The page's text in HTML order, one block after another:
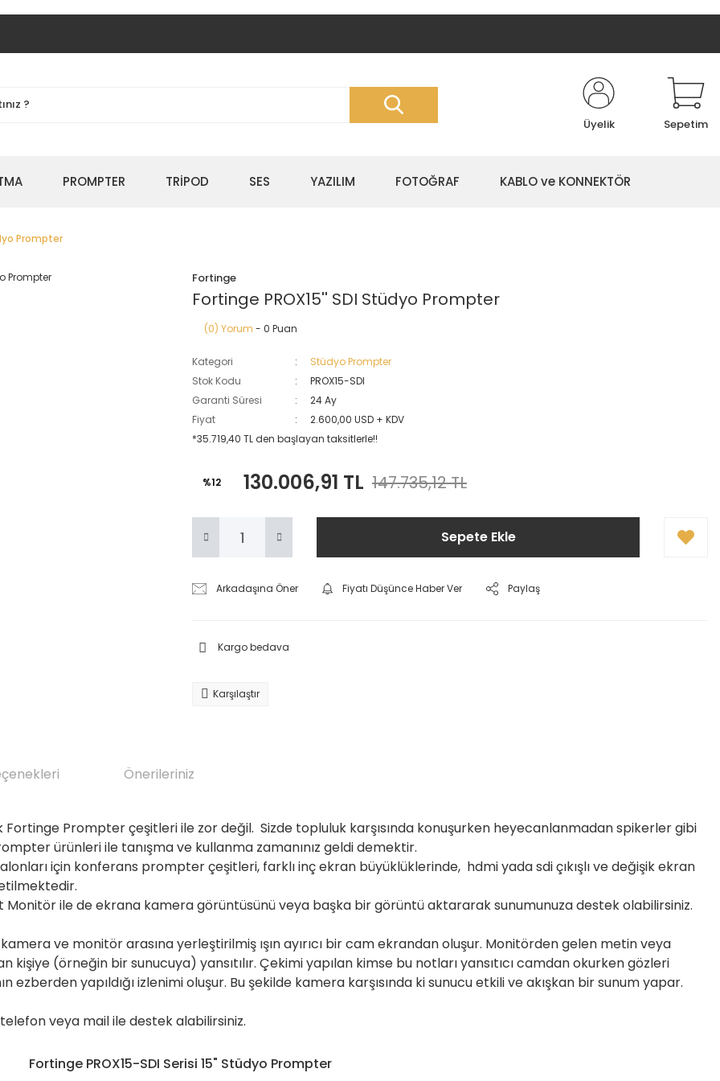
Üyelik Sepetim
PROMPTER TRİPOD SES YAZILIM FOTOĞRAF KABLO ve KONNEKTÖR
Prompter
Fortinge
Fortinge PROX15'' SDI Stüdyo Prompter
(0) Yorum - 0 Puan
Kategori
Stüdyo Prompter
Stok Kodu
PROX15-SDI
Garanti Süresi
24 Ay
Fiyat
2.600,00 USD + KDV
*35.719,40 TL den başlayan taksitlerle!!
%12 130.006,91 TL 147.735,12 TL
Sepete Ekle
Arkadaşına Öner Fiyatı Düşünce Haber Ver Paylaş
Kargo bedava
Karşılaştır
Önerileriniz
Fortinge Prompter çeşitleri ile zor değil. Sizde topluluk karşısında konuşurken heyecanlanmadan spikerler gibi
ürünleri ile tanışma ve kullanma zamanınız geldi demektir.
için konferans prompter çeşitleri, farklı inç ekran büyüklüklerinde, hdmi yada sdi çıkışlı ve değişik ekran
ile de ekrana kamera görüntüsünü veya başka bir görüntü aktararak sunumunuza destek olabilirsiniz.
ve monitör arasına yerleştirilmiş ışın ayırıcı bir cam ekrandan oluşur. Monitörden gelen metin veya
(örneğin bir sunucuya) yansıtılır. Çekimi yapılan kimse bu notları yansıtıcı camdan okurken gözleri
ezberden yapıldığı izlenimi oluşur. Bu şekilde kamera karşısında ki sunucu etkili ve akışkan bir sunum yapar.
veya mail ile destek alabilirsiniz.
Fortinge PROX15-SDI Serisi 15" Stüdyo Prompter